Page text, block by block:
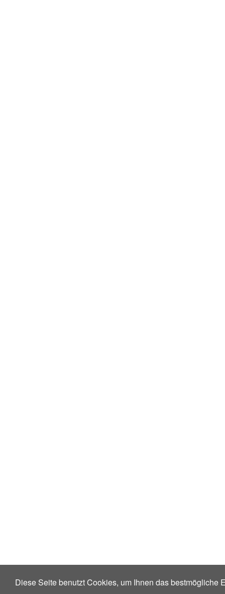
Diese Seite benutzt Cookies, um Ihnen das bestmögliche